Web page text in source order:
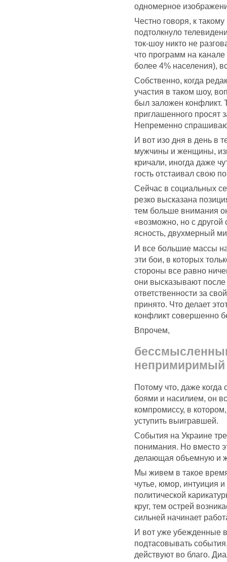
одномерное
Честно говоря, к
подтолкнуло
ток-шоу никто не
что программ на
более 4% населения),
Собственно, когда
участия в таком шоу,
был заложен конфликт.
приглашенного просят
Непременно
И вот изо дня в день в
мужчины и женщины,
кричали, иногда даже
гость отстаивал свою
Сейчас в социальных
резко высказана
тем больше внимания
«возможно, но с
ясность, двухмерный
И все большие массы
эти бои, в которых
стороны все равно
они высказывают после
ответственности за
принято. Что делает
конфликт совершенно
Впрочем,
непримиримый
Потому что, даже когда
боями и насилием, он
компромиссу, в
уступить выигравшей.
События на Украине
понимания. Но вместо
делающая объемную и
Мы живем в такое
чутье, юмор, интуиция
политической
круг, тем острей
сильней начинает
И вот уже убежденные
подтасовывать
действуют во благо.